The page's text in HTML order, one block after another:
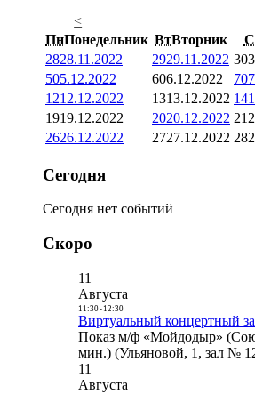
<
ПнПонедельник ВтВторник
2828.11.2022 2929.11.2022 30
505.12.2022 606.12.2022 7
1212.12.2022 1313.12.2022 14
1919.12.2022 2020.12.2022 21
2626.12.2022 2727.12.2022 28
Сегодня
Сегодня нет событий
Скоро
11
Августа
11:30- 12:30
Виртуальный концертный
Показ м/ф «Мойдодыр»
мин.) (Ульяновой, 1, зал №
11
Августа